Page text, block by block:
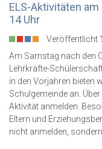
ELS-Aktivitäten
14 Uhr
Veröffentlicht
Am Samstag nach den
Lehrkräfte-
in den Vorjahren bieten
Schulgemeinde an.
Aktivität anmelden.
Eltern und
nicht anmelden,